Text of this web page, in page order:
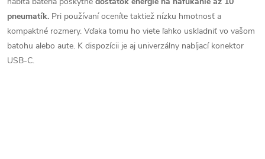
pneumatík. Pri používaní oceníte taktiež nízku hmotnosť a
kompaktné rozmery. Vďaka tomu ho viete ľahko uskladniť vo vašom
batohu alebo aute. K dispozícii je aj univerzálny nabíjací konektor
USB-C.